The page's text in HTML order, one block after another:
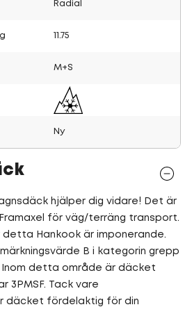
Radial
11.75
M+S
Ny
hjälper dig vidare! Det är
för väg/terräng transport.
Hankook är imponerande.
B i kategorin grepp
detta område är däcket
3PMSF. Tack vare
däcket fördelaktig för din